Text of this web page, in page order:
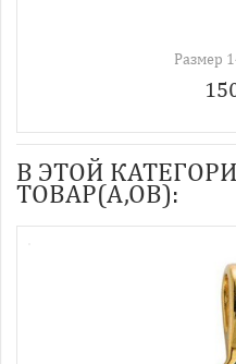
Размер
В ЭТОЙ
ТОВАР(А,ОВ):